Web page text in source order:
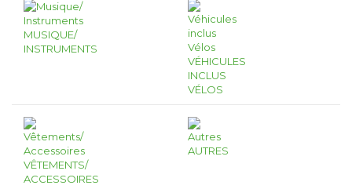
MUSIQUE/
INSTRUMENTS
VÉHICULES
INCLUS
VÉLOS
VÊTEMENTS/
ACCESSOIRES
AUTRES